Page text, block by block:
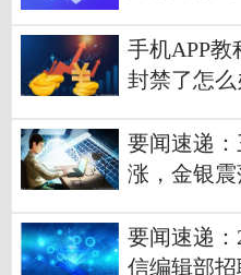
手机APP教
封禁了怎么
要闻速递
涨，金银
要闻速递：
信编辑部